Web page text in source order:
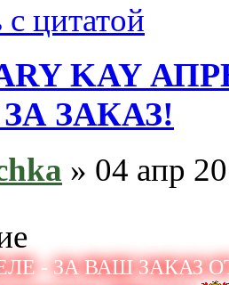
цитатой
KAY
ЗАКАЗ!
» 04 апр
- ЗА ВАШ ЗАКАЗ